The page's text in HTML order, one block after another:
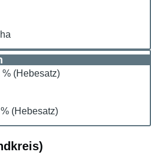
% (Hebesatz)
(Hebesatz)